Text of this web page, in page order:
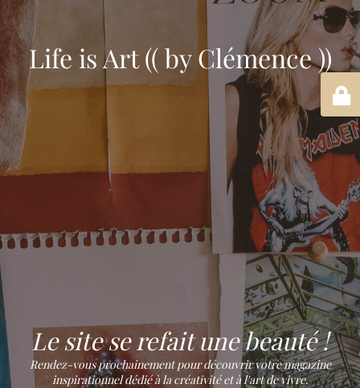
Life is Art (( by Clémence ))
Le site se refait une beauté !
Rendez-vous prochainement pour découvrir votre magazine
inspirationnel dédié à la créativité et à l'art de vivre.